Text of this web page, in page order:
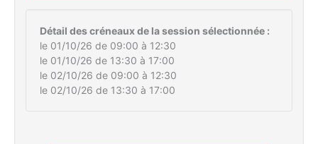
Détail des créneaux de la session sélectionnée :
le 01/10/26 de 09:00 à 12:30
le 01/10/26 de 13:30 à 17:00
le 02/10/26 de 09:00 à 12:30
le 02/10/26 de 13:30 à 17:00